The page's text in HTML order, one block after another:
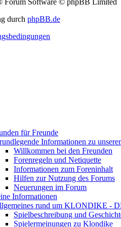
Forum Software © phpBB Limited
durch phpBB.de
für Freunde
Informationen zu
Willkommen bei den Freunden
Forenregeln und Netiquette
Informationen zum Foreninhalt
Hilfen zur Nutzung des Forums
Neuerungen im Forum
Informationen
rund um KLONDIKE -
Spielbeschreibung und
Spielermeinungen zu Klondike